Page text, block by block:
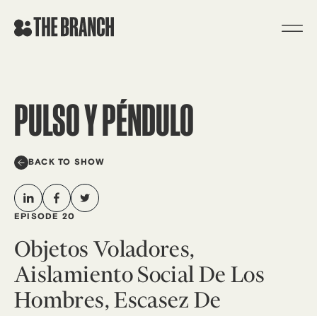
PULSO Y PÉNDULO
BACK TO SHOW
EPISODE 20
Objetos Voladores,
Aislamiento Social De Los
Hombres, Escasez De